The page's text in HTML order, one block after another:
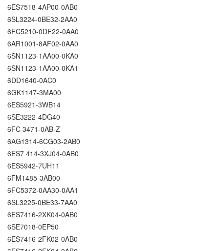
6ES7518-4AP00-0AB0
6SL3224-0BE32-2AA0
6FC5210-0DF22-0AA0
6AR1001-8AF02-0AA0
6SN1123-1AA00-0KA0
6SN1123-1AA00-0KA1
6DD1640-0AC0
6GK1147-3MA00
6ES5921-3WB14
6SE3222-4DG40
6FC 3471-0AB-Z
6AG1314-6CG03-2AB0
6ES7 414-3XJ04-0AB0
6ES5942-7UH11
6FM1485-3AB00
6FC5372-0AA30-0AA1
6SL3225-0BE33-7AA0
6ES7416-2XK04-0AB0
6SE7018-0EP50
6ES7416-2FK02-0AB0